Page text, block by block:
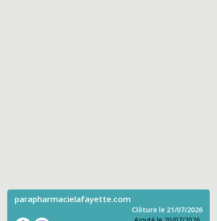
parapharmacielafayette.com
Clôture le 21/07/2026